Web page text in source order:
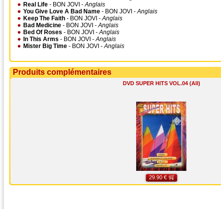
Real Life - BON JOVI -Anglais
You Give Love A Bad Name - BON JOVI -Anglais
Keep The Faith - BON JOVI -Anglais
Bad Medicine - BON JOVI -Anglais
Bed Of Roses - BON JOVI -Anglais
In This Arms - BON JOVI -Anglais
Mister Big Time - BON JOVI -Anglais
Produits complémentaires
DVD SUPER HITS VOL.04 (All)
29.90 €